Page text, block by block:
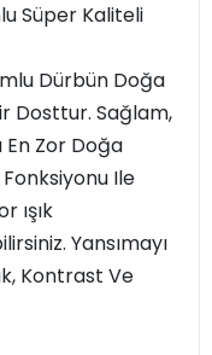
Süper Kaliteli
Dürbün Doğa
Dosttur. Sağlam,
En Zor Doğa
Fonksiyonu Ile
ışık
Yansımayı
Kontrast Ve